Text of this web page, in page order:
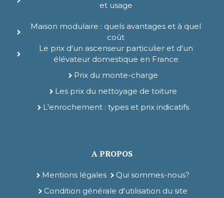
et usage
Maison modulaire : quels avantages et à quel
coût
Le prix d'un ascenseur particulier et d'un
élévateur domestique en France
Prix du monte-charge
Les prix du nettoyage de toiture
L'enrochement : types et prix indicatifs
A PROPOS
Mentions légales
Qui sommes-nous?
Condition générale d'utilisation du site